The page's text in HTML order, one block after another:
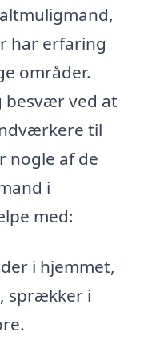
har erfaring
områder.
besvær ved at
til
nogle af de
i
med:
i hjemmet,
sprækker i